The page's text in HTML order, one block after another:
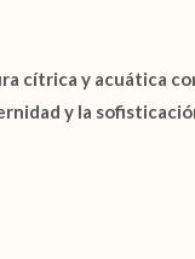
cítrica y acuática
y la